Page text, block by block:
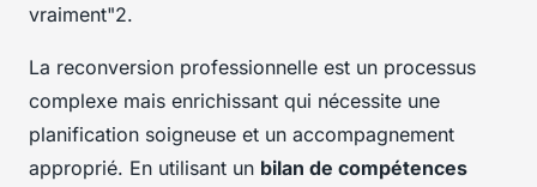
vraiment"2.
La reconversion professionnelle est un processus
complexe mais enrichissant qui nécessite une
planification soigneuse et un accompagnement
approprié. En utilisant un bilan de compétences